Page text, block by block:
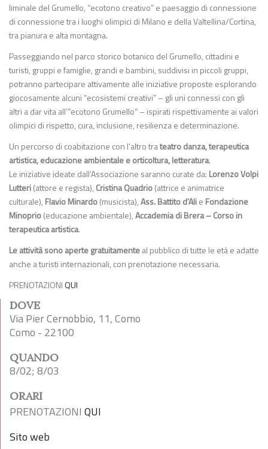
liminale del Grumello, “ecotono creativo” e paesaggio di connessione
di connessione tra i luoghi olimpici di Milano e della Valtellina/Cortina,
tra pianura e alta montagna.
Passeggiando nel parco storico botanico del Grumello, cittadini e
turisti, gruppi e famiglie, grandi e bambini, suddivisi in piccoli gruppi,
potranno partecipare attivamente alle iniziative proposte esplorando
giocosamente alcuni “ecosistemi creativi” – gli uni connessi con gli
altri a dar vita all’”ecotono Grumello” – ispirati rispettivamente ai valori
olimpici di rispetto, cura, inclusione, resilienza e determinazione.
Un percorso di coabitazione con l’altro trateatro danza, terapeutica
artistica, educazione ambientale e orticoltura, letteratura.
Le iniziative ideate dall’Associazione saranno curate da: Lorenzo Volpi
Lutteri(attore e regista), Cristina Quadrio(attrice e animatrice
culturale), Flavio Minardo(musicista),Ass. Battito d’Alie Fondazione
Minoprio(educazione ambientale),Accademia di Brera – Corso in
terapeutica artistica.
Le attività sono aperte gratuitamenteal pubblico di tutte le età e adatte
anche a turisti internazionali, con prenotazione necessaria.
PRENOTAZIONI QUI
DOVE
Via Pier Cernobbio, 11, Como
Como - 22100
QUANDO
8/02; 8/03
ORARI
PRENOTAZIONI QUI
Sito web